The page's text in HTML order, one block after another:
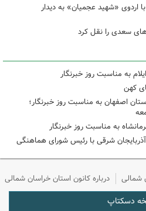
اردوی «شهید عجمیان» به دیدار
سعدی را نقل کرد
به مناسبت روز خبرنگار
کهن
اصفهان به مناسبت روز خبرنگار؛
به مناسبت روز خبرنگار
شرقی با رئیس شورای هماهنگی
شمالی درباره کانون استان خراسان شمالی
دسکتاپ